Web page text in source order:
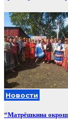
Новости
“Матрёшкина